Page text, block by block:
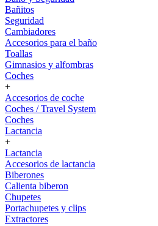
Bañitos
Seguridad
Cambiadores
Accesorios para el baño
Toallas
Gimnasios y alfombras
Coches
+
Accesorios de coche
Coches / Travel System
Coches
Lactancia
+
Lactancia
Accesorios de lactancia
Biberones
Calienta biberon
Chupetes
Portachupetes y clips
Extractores